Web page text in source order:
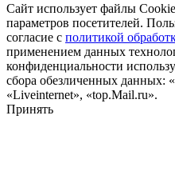
Сайт использует файлы
параметров посетителей.
согласие с политикой
применением данных
конфиденциальности
сбора обезличенных данных:
«Liveinternet», «top.Mail.ru».
Принять